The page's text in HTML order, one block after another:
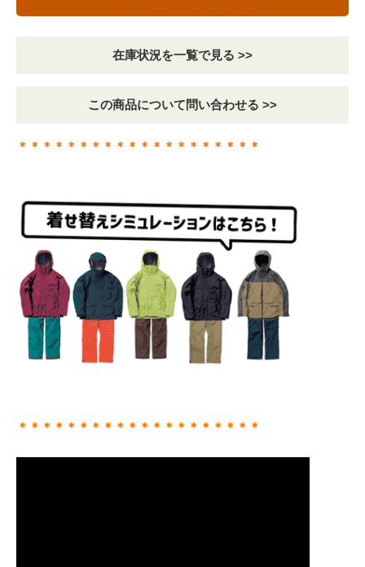
在庫状況を一覧で見る >>
この商品について問い合わせる >>
＊＊＊＊＊＊＊＊＊＊＊＊＊＊＊＊＊＊＊＊
＊＊＊＊＊＊＊＊＊＊＊＊＊＊＊＊＊＊＊＊